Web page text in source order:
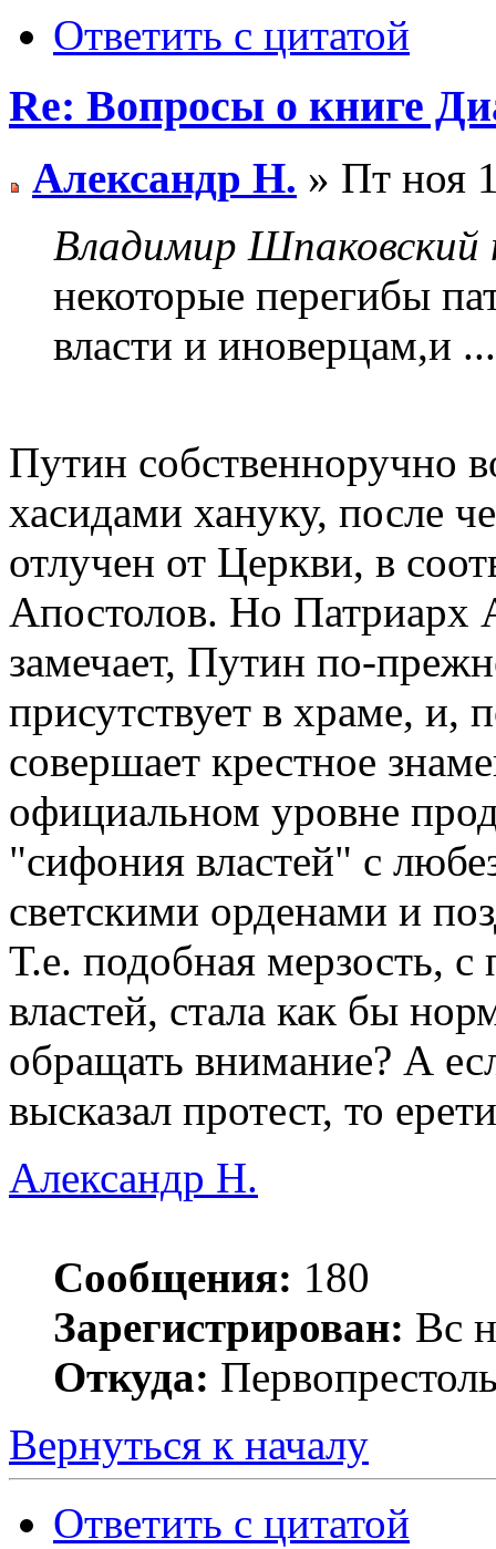
Ответить с цитатой
Re: Вопросы о книге
Александр Н. » Пт ноя
Владимир Шпаковский
некоторые перегибы
власти и иноверцам,и ...
Путин собственноручно
хасидами хануку, после
отлучен от Церкви, в
Апостолов. Но Патриарх
замечает, Путин по-
присутствует в храме, и,
совершает крестное
официальном уровне
"сифония властей" с
светскими орденами и
Т.е. подобная мерзость, с
властей, стала как бы
обращать внимание? А
высказал протест, то
Александр Н.
Сообщения: 180
Зарегистрирован: Вс
Откуда:
Вернуться к началу
Ответить с цитатой